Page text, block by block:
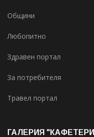
Общини
Любопитно
Здравен портал
За потребителя
Травел портал
ГАЛЕРИЯ